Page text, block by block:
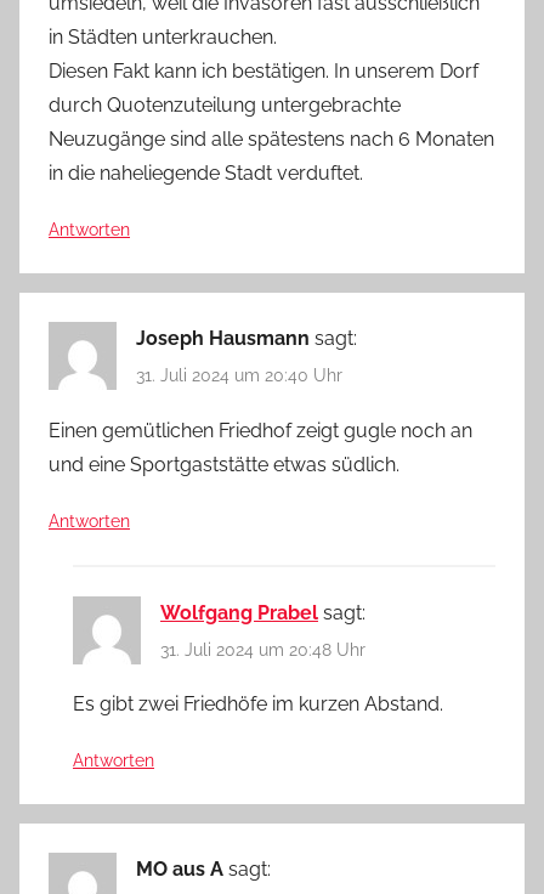
in Städten unterkrauchen.
Diesen Fakt kann ich bestätigen. In unserem Dorf
durch Quotenzuteilung untergebrachte
Neuzugänge sind alle spätestens nach 6 Monaten
in die naheliegende Stadt verduftet.
Antworten
Joseph Hausmann sagt:
31. Juli 2024 um 20:40 Uhr
Einen gemütlichen Friedhof zeigt gugle noch an
und eine Sportgaststätte etwas südlich.
Antworten
Wolfgang Prabel sagt:
31. Juli 2024 um 20:48 Uhr
Es gibt zwei Friedhöfe im kurzen Abstand.
Antworten
MO aus A sagt: